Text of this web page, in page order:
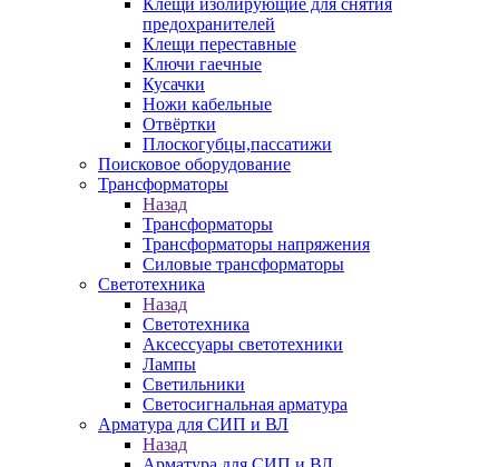
Клещи изолирующие для снятия
предохранителей
Клещи переставные
Ключи гаечные
Кусачки
Ножи кабельные
Отвёртки
Плоскогубцы,пассатижи
Поисковое оборудование
Трансформаторы
Назад
Трансформаторы
Трансформаторы напряжения
Силовые трансформаторы
Светотехника
Назад
Светотехника
Аксессуары светотехники
Лампы
Светильники
Светосигнальная арматура
Арматура для СИП и ВЛ
Назад